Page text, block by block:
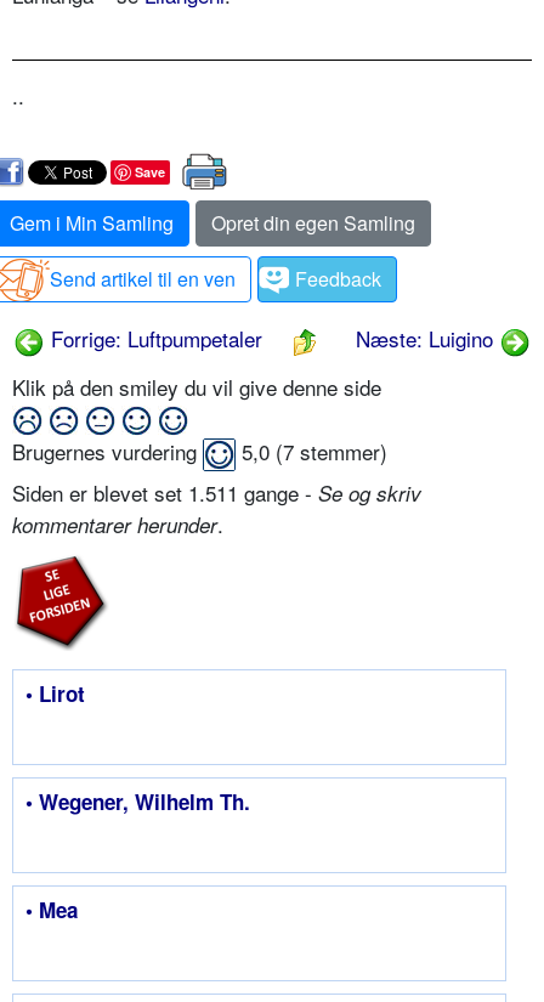
..
Save
Gem i Min Samling
Opret din egen Samling
Send artikel til en ven
Feedback
Forrige: Luftpumpetaler
Næste: Luigino
Klik på den smiley du vil give denne side
Brugernes vurdering 5,0 (7 stemmer)
Siden er blevet set 1.511 gange - Se og skriv
kommentarer herunder.
• Lirot
• Wegener, Wilhelm Th.
• Mea